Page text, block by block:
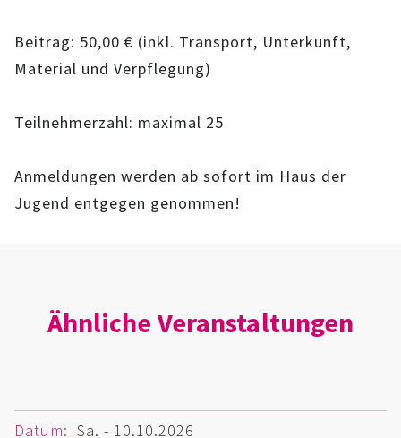
GANZTAGSSCHULE
KURSE
FERIENANGEBOTE
PRAKTIKUM, FSJ
Beitrag: 50,00 € (inkl. Transport, Unterkunft,
Material und Verpflegung)
Teilnehmerzahl: maximal 25
Anmeldungen werden ab sofort im Haus der
Jugend entgegen genommen!
Ähnliche Veranstaltungen
Datum: Sa. - 10.10.2026